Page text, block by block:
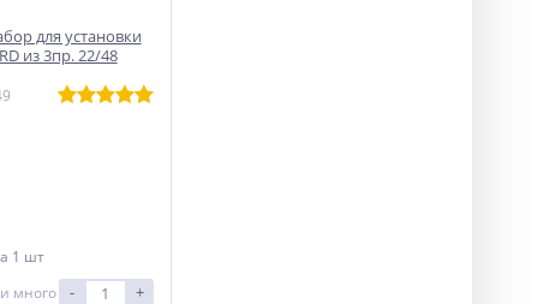
для установки
из 3пр. 22/48
1 шт
много
- +